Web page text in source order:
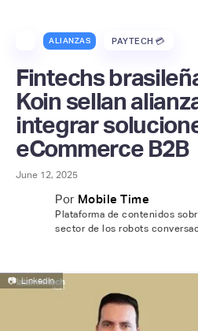
ALIANZAS PAYTECH 💳
Fintechs
Koin sellan
integrar
eCommerce B2B
June 12, 2025
Por Mobile Time
Plataforma de contenidos
sector de los robots
📷 LinkedIn